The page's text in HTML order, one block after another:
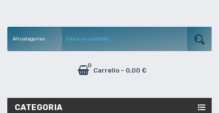
Carrello
0
- 0,00 €
CATEGORIA